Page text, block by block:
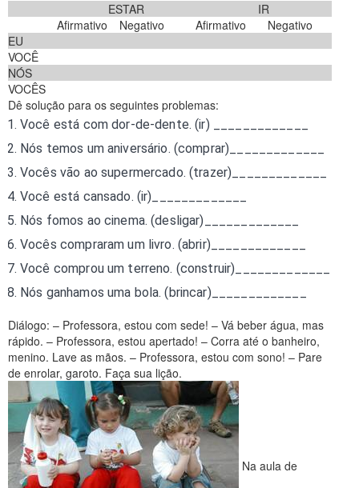
ESTAR
IR
Afirmativo
Negativo Afirmativo
Negativo
EU
VOCÊ
NÓS
VOCÊS
Dê solução para os seguintes problemas:
Você está com dor-de-dente. (ir) _____________
Nós temos um aniversário. (comprar)_____________
Vocês vão ao supermercado. (trazer)_____________
Você está cansado. (ir)_____________
Nós fomos ao cinema. (desligar)_____________
Vocês compraram um livro. (abrir)_____________
Você comprou um terreno. (construir)_____________
Nós ganhamos uma bola. (brincar)_____________
Diálogo: – Professora, estou com sede! – Vá beber água, mas
rápido. – Professora, estou apertado! – Corra até o banheiro,
menino. Lave as mãos. – Professora, estou com sono! – Pare
de enrolar, garoto. Faça sua lição.
Na aula de